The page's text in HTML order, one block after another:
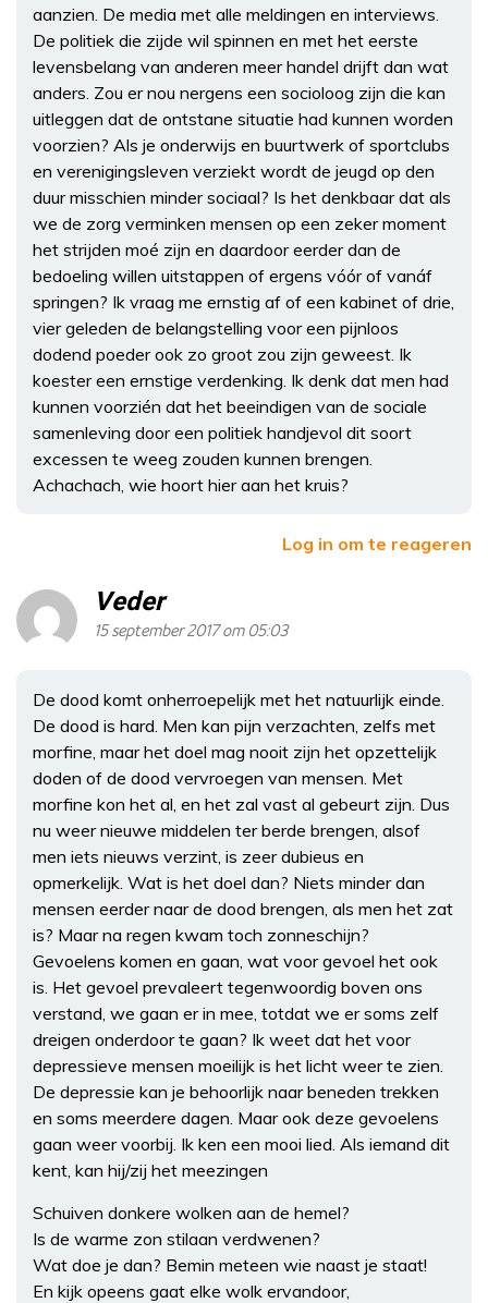
aanzien. De media met alle meldingen en interviews.
De politiek die zijde wil spinnen en met het eerste
levensbelang van anderen meer handel drijft dan wat
anders. Zou er nou nergens een socioloog zijn die kan
uitleggen dat de ontstane situatie had kunnen worden
voorzien? Als je onderwijs en buurtwerk of sportclubs
en verenigingsleven verziekt wordt de jeugd op den
duur misschien minder sociaal? Is het denkbaar dat als
we de zorg verminken mensen op een zeker moment
het strijden moé zijn en daardoor eerder dan de
bedoeling willen uitstappen of ergens vóór of vanáf
springen? Ik vraag me ernstig af of een kabinet of drie,
vier geleden de belangstelling voor een pijnloos
dodend poeder ook zo groot zou zijn geweest. Ik
koester een ernstige verdenking. Ik denk dat men had
kunnen voorzién dat het beeindigen van de sociale
samenleving door een politiek handjevol dit soort
excessen te weeg zouden kunnen brengen.
Achachach, wie hoort hier aan het kruis?
Log in om te reageren
Veder
15 september 2017 om 05:03
De dood komt onherroepelijk met het natuurlijk einde.
De dood is hard. Men kan pijn verzachten, zelfs met
morfine, maar het doel mag nooit zijn het opzettelijk
doden of de dood vervroegen van mensen. Met
morfine kon het al, en het zal vast al gebeurt zijn. Dus
nu weer nieuwe middelen ter berde brengen, alsof
men iets nieuws verzint, is zeer dubieus en
opmerkelijk. Wat is het doel dan? Niets minder dan
mensen eerder naar de dood brengen, als men het zat
is? Maar na regen kwam toch zonneschijn?
Gevoelens komen en gaan, wat voor gevoel het ook
is. Het gevoel prevaleert tegenwoordig boven ons
verstand, we gaan er in mee, totdat we er soms zelf
dreigen onderdoor te gaan? Ik weet dat het voor
depressieve mensen moeilijk is het licht weer te zien.
De depressie kan je behoorlijk naar beneden trekken
en soms meerdere dagen. Maar ook deze gevoelens
gaan weer voorbij. Ik ken een mooi lied. Als iemand dit
kent, kan hij/zij het meezingen
Schuiven donkere wolken aan de hemel?
Is de warme zon stilaan verdwenen?
Wat doe je dan? Bemin meteen wie naast je staat!
En kijk opeens gaat elke wolk ervandoor,